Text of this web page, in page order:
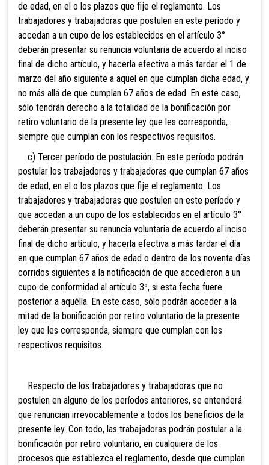
de edad, en el o los plazos que fije el reglamento. Los
trabajadores y trabajadoras que postulen en este período y
accedan a un cupo de los establecidos en el artículo 3°
deberán presentar su renuncia voluntaria de acuerdo al inciso
final de dicho artículo, y hacerla efectiva a más tardar el 1 de
marzo del año siguiente a aquel en que cumplan dicha edad, y
no más allá de que cumplan 67 años de edad. En este caso,
sólo tendrán derecho a la totalidad de la bonificación por
retiro voluntario de la presente ley que les corresponda,
siempre que cumplan con los respectivos requisitos.
c) Tercer período de postulación. En este período podrán
postular los trabajadores y trabajadoras que cumplan 67 años
de edad, en el o los plazos que fije el reglamento. Los
trabajadores y trabajadoras que postulen en este período y
que accedan a un cupo de los establecidos en el artículo 3°
deberán presentar su renuncia voluntaria de acuerdo al inciso
final de dicho artículo, y hacerla efectiva a más tardar el día
en que cumplan 67 años de edad o dentro de los noventa días
corridos siguientes a la notificación de que accedieron a un
cupo de conformidad al artículo 3º, si esta fecha fuere
posterior a aquélla. En este caso, sólo podrán acceder a la
mitad de la bonificación por retiro voluntario de la presente
ley que les corresponda, siempre que cumplan con los
respectivos requisitos.
Respecto de los trabajadores y trabajadoras que no
postulen en alguno de los períodos anteriores, se entenderá
que renuncian irrevocablemente a todos los beneficios de la
presente ley. Con todo, las trabajadoras podrán postular a la
bonificación por retiro voluntario, en cualquiera de los
procesos que establezca el reglamento, desde que cumplan